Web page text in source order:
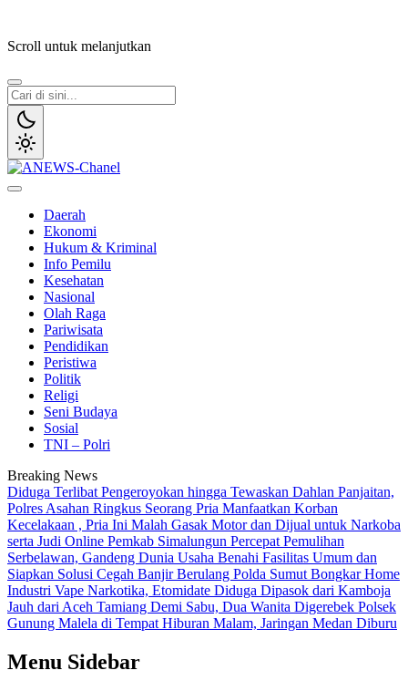
konten
Scroll untuk melanjutkan
Daerah
Ekonomi
Hukum & Kriminal
Info Pemilu
Kesehatan
Nasional
Olah Raga
Pariwisata
Pendidikan
Peristiwa
Politik
Religi
Seni Budaya
Sosial
TNI – Polri
Breaking News
Diduga Terlibat Pengeroyokan hingga Tewaskan Dahlan Panjaitan,
Polres Asahan Ringkus Seorang Pria Manfaatkan Korban
Kecelakaan , Pria Ini Malah Gasak Motor dan Dijual untuk Narkoba
serta Judi Online Pemkab Simalungun Percepat Pemulihan
Serbelawan, Gandeng Dunia Usaha Benahi Fasilitas Umum dan
Siapkan Solusi Cegah Banjir Berulang Polda Sumut Bongkar Home
Industri Vape Narkotika, Etomidate Diduga Dipasok dari Kamboja
Jauh dari Aceh Tamiang Demi Sabu, Dua Wanita Digerebek Polsek
Gunung Malela di Tempat Hiburan Malam, Jaringan Medan Diburu
Menu Sidebar